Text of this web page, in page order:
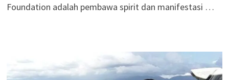
Foundation adalah pembawa spirit dan manifestasi …